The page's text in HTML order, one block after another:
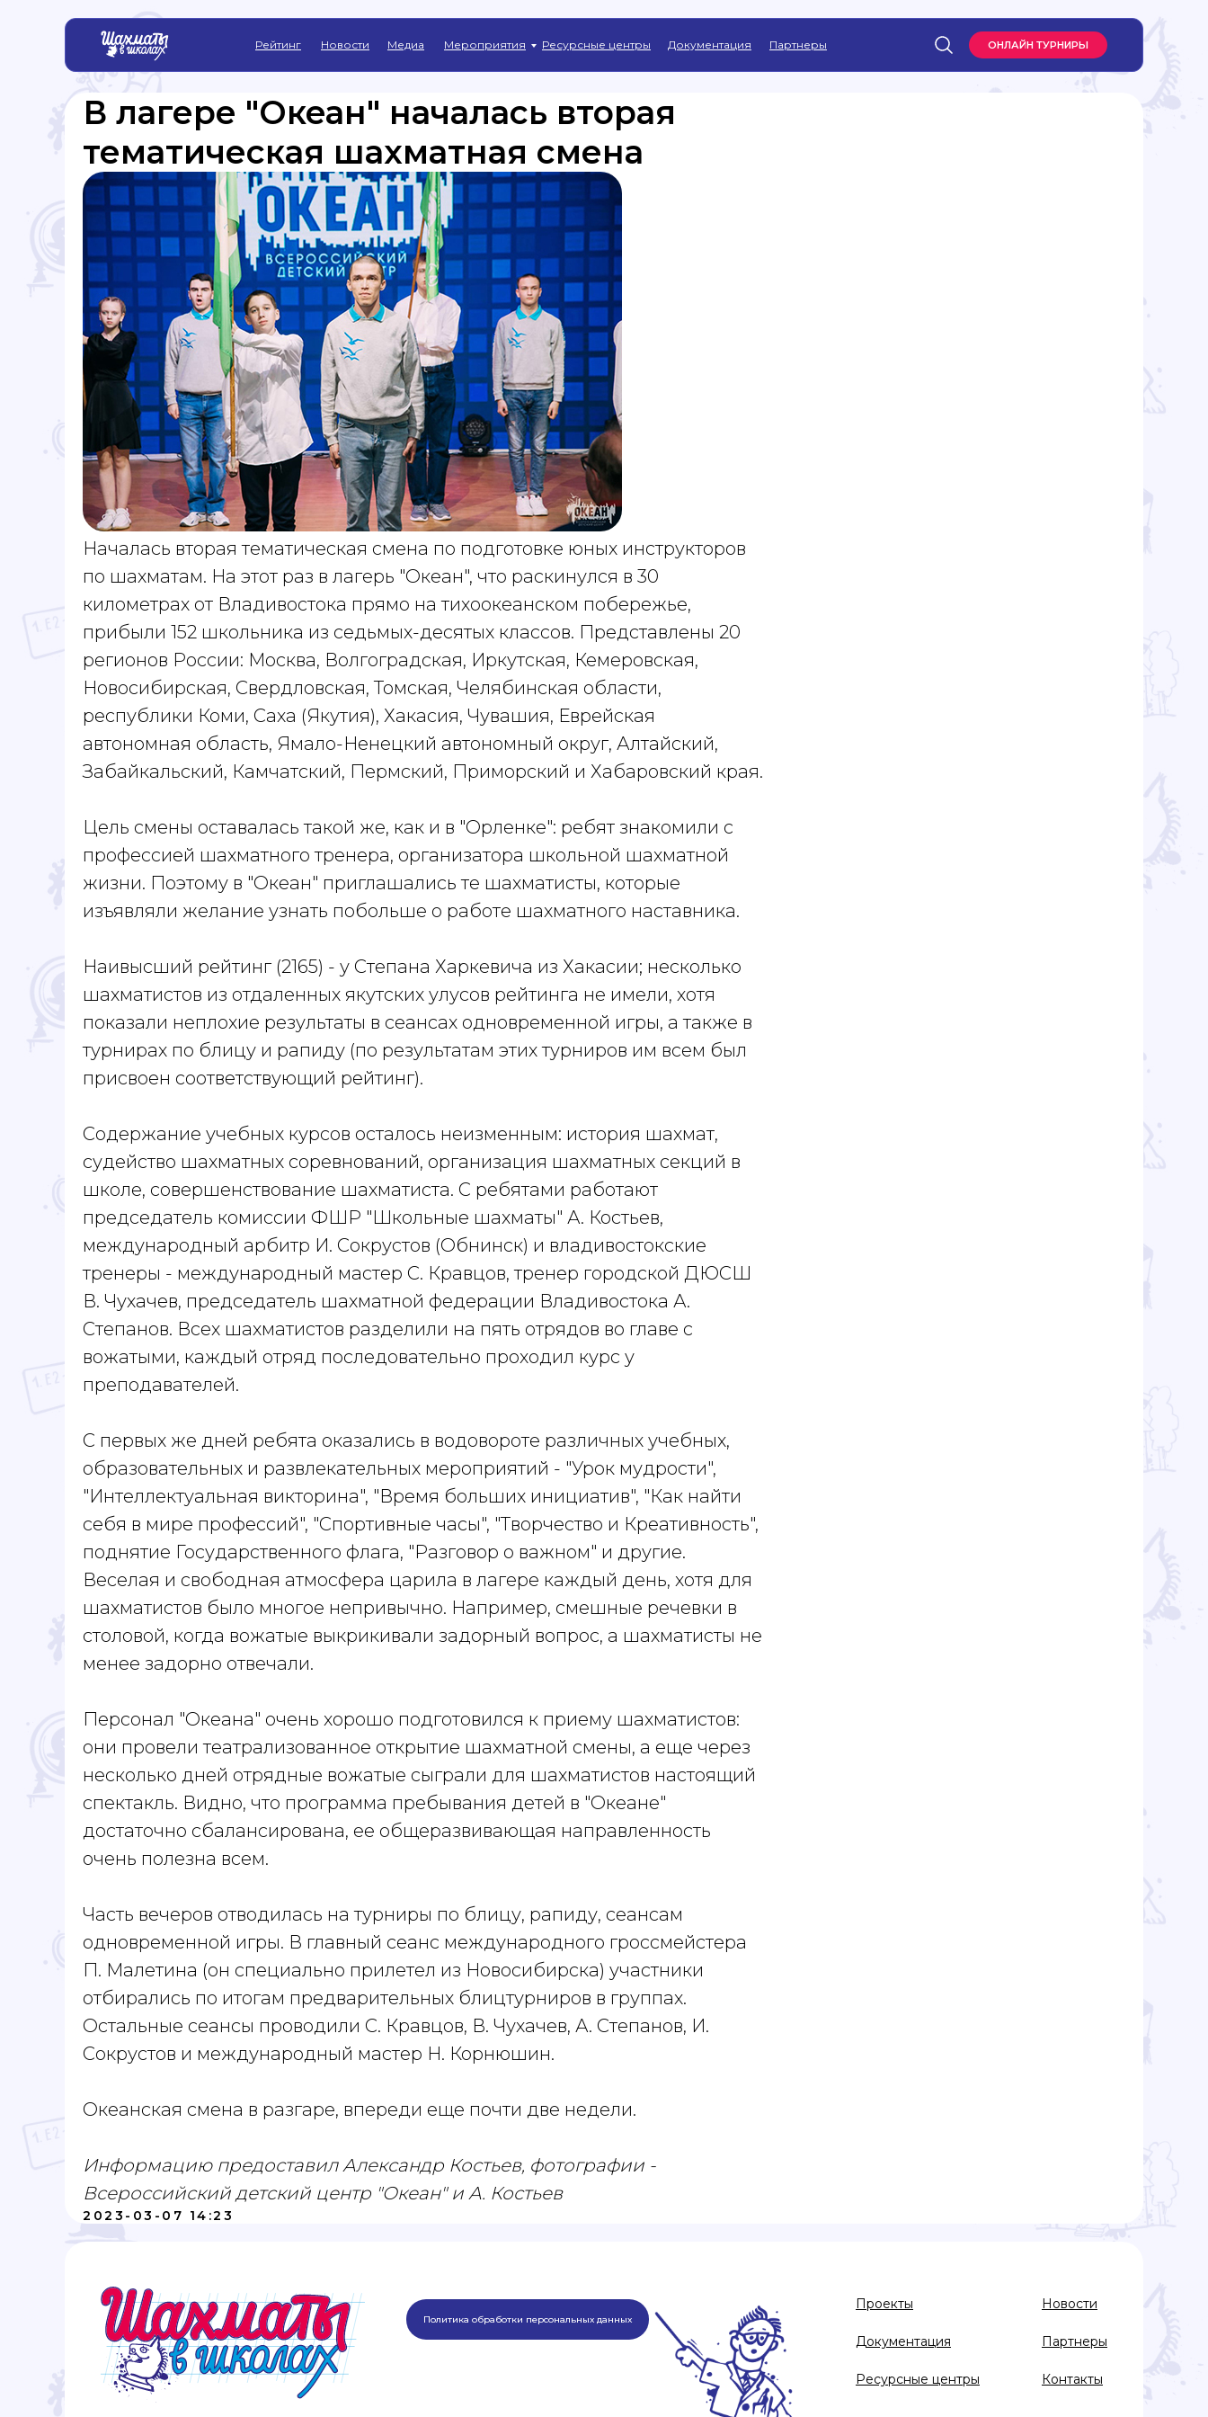
ОНЛАЙН ТУРНИРЫ
Рейтинг Документация
Ресурсные центры
Новости Мероприятия Партнеры
Медиа
В лагере "Океан" началась вторая
тематическая шахматная смена
Началась вторая тематическая смена по подготовке юных инструкторов
по шахматам. На этот раз в лагерь "Океан", что раскинулся в 30
километрах от Владивостока прямо на тихоокеанском побережье,
прибыли 152 школьника из седьмых-десятых классов. Представлены 20
регионов России: Москва, Волгоградская, Иркутская, Кемеровская,
Новосибирская, Свердловская, Томская, Челябинская области,
республики Коми, Саха (Якутия), Хакасия, Чувашия, Еврейская
автономная область, Ямало-Ненецкий автономный округ, Алтайский,
Забайкальский, Камчатский, Пермский, Приморский и Хабаровский края.
Цель смены оставалась такой же, как и в "Орленке": ребят знакомили с
профессией шахматного тренера, организатора школьной шахматной
жизни. Поэтому в "Океан" приглашались те шахматисты, которые
изъявляли желание узнать побольше о работе шахматного наставника.
Наивысший рейтинг (2165) - у Степана Харкевича из Хакасии; несколько
шахматистов из отдаленных якутских улусов рейтинга не имели, хотя
показали неплохие результаты в сеансах одновременной игры, а также в
турнирах по блицу и рапиду (по результатам этих турниров им всем был
присвоен соответствующий рейтинг).
Содержание учебных курсов осталось неизменным: история шахмат,
судейство шахматных соревнований, организация шахматных секций в
школе, совершенствование шахматиста. С ребятами работают
председатель комиссии ФШР "Школьные шахматы" А. Костьев,
международный арбитр И. Сокрустов (Обнинск) и владивостокские
тренеры - международный мастер С. Кравцов, тренер городской ДЮСШ
В. Чухачев, председатель шахматной федерации Владивостока А.
Степанов. Всех шахматистов разделили на пять отрядов во главе с
вожатыми, каждый отряд последовательно проходил курс у
преподавателей.
С первых же дней ребята оказались в водовороте различных учебных,
образовательных и развлекательных мероприятий - "Урок мудрости",
"Интеллектуальная викторина", "Время больших инициатив", "Как найти
себя в мире профессий", "Спортивные часы", "Творчество и Креативность",
поднятие Государственного флага, "Разговор о важном" и другие.
Веселая и свободная атмосфера царила в лагере каждый день, хотя для
шахматистов было многое непривычно. Например, смешные речевки в
столовой, когда вожатые выкрикивали задорный вопрос, а шахматисты не
менее задорно отвечали.
Персонал "Океана" очень хорошо подготовился к приему шахматистов:
они провели театрализованное открытие шахматной смены, а еще через
несколько дней отрядные вожатые сыграли для шахматистов настоящий
спектакль. Видно, что программа пребывания детей в "Океане"
достаточно сбалансирована, ее общеразвивающая направленность
очень полезна всем.
Часть вечеров отводилась на турниры по блицу, рапиду, сеансам
одновременной игры. В главный сеанс международного гроссмейстера
П. Малетина (он специально прилетел из Новосибирска) участники
отбирались по итогам предварительных блицтурниров в группах.
Остальные сеансы проводили С. Кравцов, В. Чухачев, А. Степанов, И.
Сокрустов и международный мастер Н. Корнюшин.
Океанская смена в разгаре, впереди еще почти две недели.
Информацию предоставил Александр Костьев, фотографии -
Всероссийский детский центр "Океан" и А. Костьев
2023-03-07 14:23
Проекты
Документация
Ресурсные центры
Новости
Партнеры
Контакты
Политика обработки персональных данных